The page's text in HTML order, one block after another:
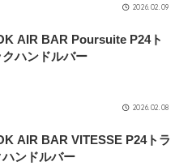
2026.02.09
AIR BAR Poursuite P24ト
クハンドルバー
2026.02.08
AIR BAR VITESSE P24トラ
ハンドルバー